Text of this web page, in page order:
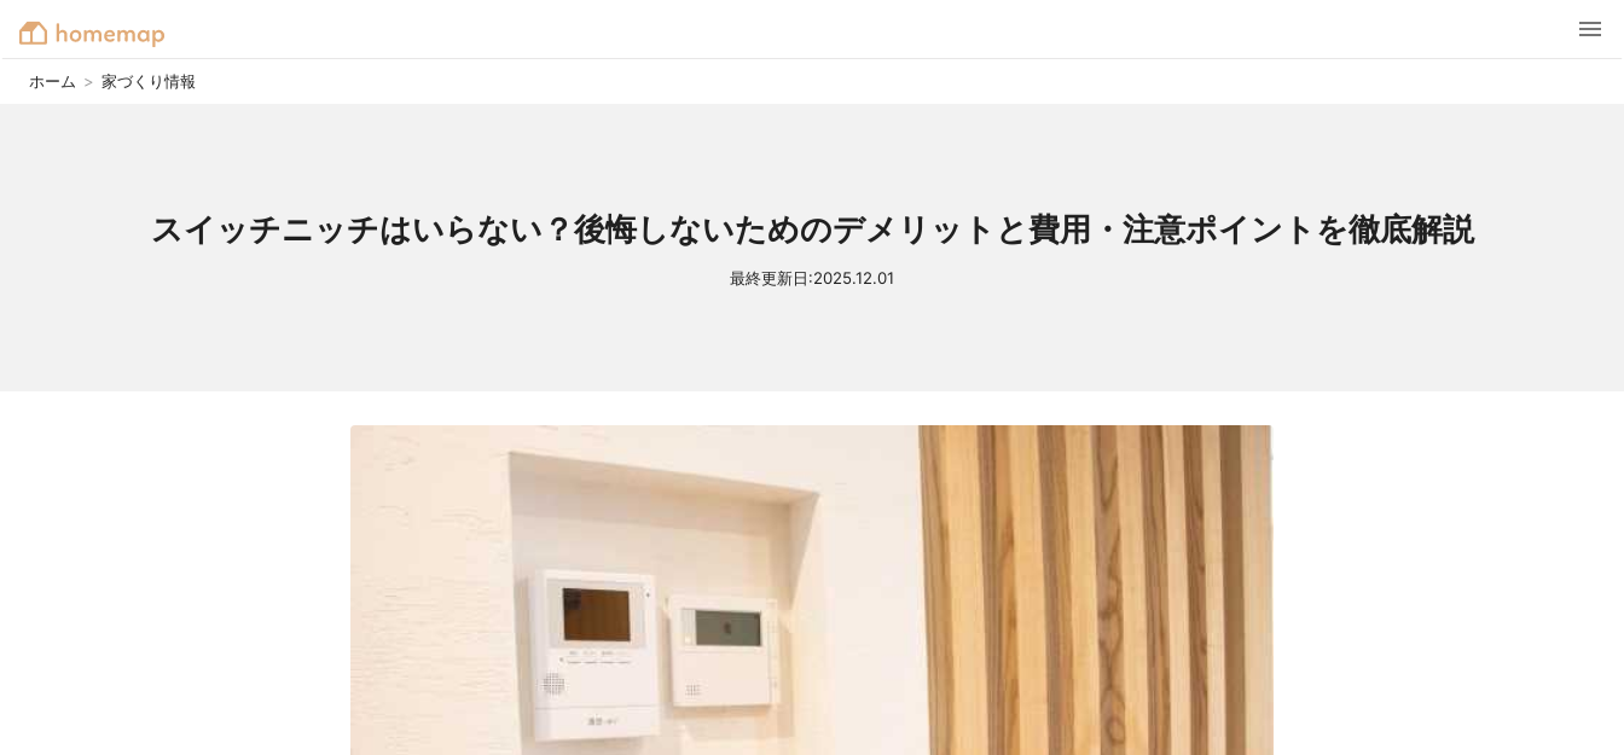
ホーム > 家づくり情報
スイッチニッチはいらない？後悔しないためのデメリットと費用・注意ポイントを徹底解説
最終更新日:2025.12.01